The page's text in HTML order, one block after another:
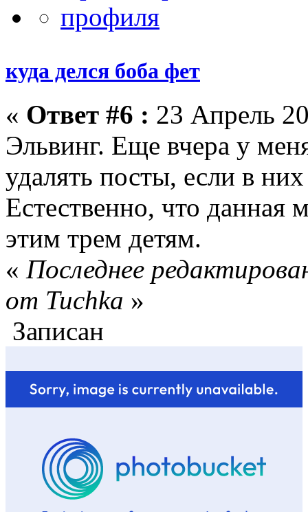
куда делся боба фет
« Ответ #6 : 23 Апрель
Эльвинг. Еще вчера у
удалять посты, если в
Естественно, что данная
этим трем детям.
« Последнее
от Tuchka »
Записан